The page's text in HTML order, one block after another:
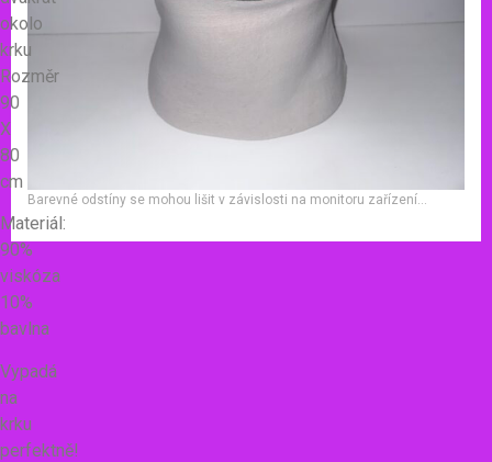
Barevné odstíny se mohou lišit v závislosti na monitoru zařízení…
okolo
krku
Rozměr
90
X
80
cm
Materiál:
90%
viskóza
10%
bavlna
Vypadá
na
krku
perfektně!